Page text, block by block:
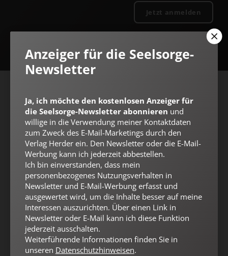
Jetzt anmelden
Impressum
Vertrag widerrufen Abo online kündigen
Anzeiger für die Seelsorge-
Newsletter
Ja, ich möchte den kostenlosen Anzeiger für
die Seelsorge-Newsletter abonnieren und
willige in die Verwendung meiner Kontaktdaten
zum Zweck des E-Mail-Marketings durch den
Verlag Herder ein. Den Newsletter oder die E-Mail-
Werbung kann ich jederzeit abbestellen.
Ich bin einverstanden, dass mein
personenbezogenes Nutzungsverhalten in
Newsletter und E-Mail-Werbung erfasst und
ausgewertet wird, um die Inhalte besser auf meine
Interessen auszurichten. Über einen Link in
Newsletter oder E-Mail kann ich diese Funktion
jederzeit ausschalten.
Weiterführende Informationen finden Sie in
unseren Datenschutzhinweisen.